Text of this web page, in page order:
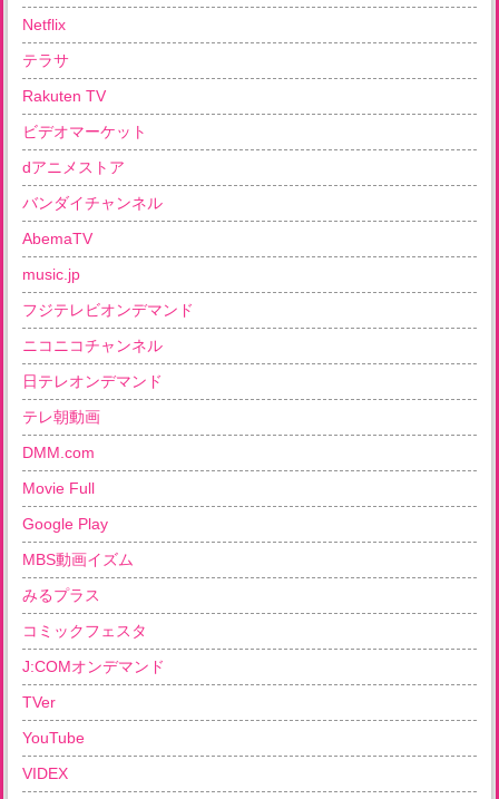
Netflix
テラサ
Rakuten TV
ビデオマーケット
dアニメストア
バンダイチャンネル
AbemaTV
music.jp
フジテレビオンデマンド
ニコニコチャンネル
日テレオンデマンド
テレ朝動画
DMM.com
Movie Full
Google Play
MBS動画イズム
みるプラス
コミックフェスタ
J:COMオンデマンド
TVer
YouTube
VIDEX